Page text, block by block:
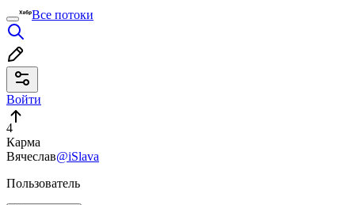
Все потоки
Войти
4
Карма
Вячеслав@iSlava
Пользователь